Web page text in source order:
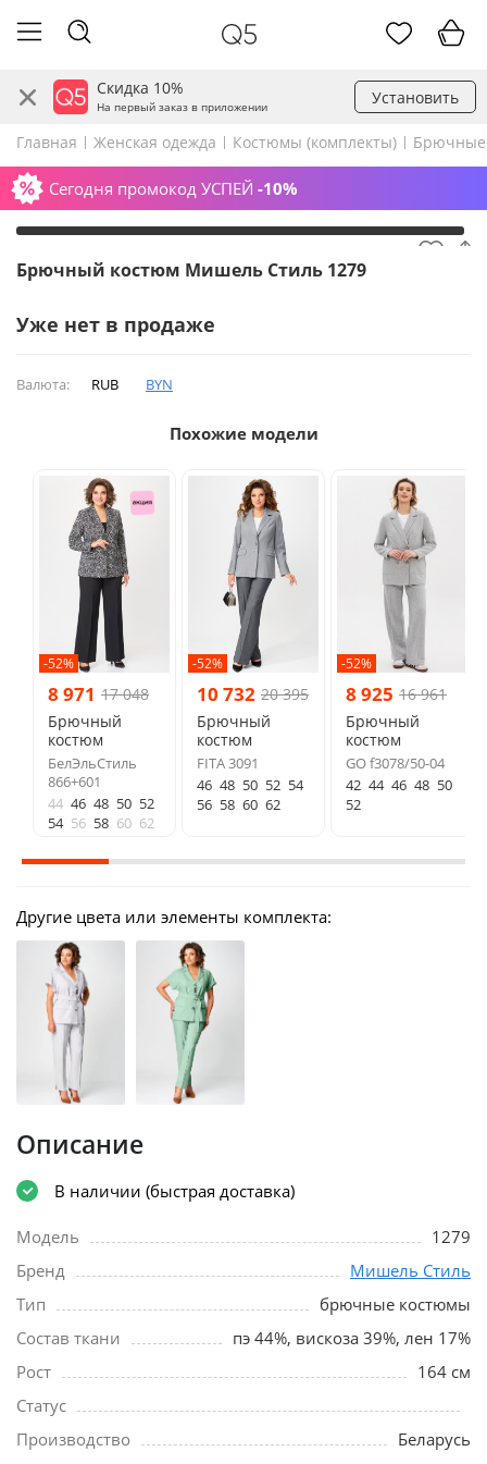
Скидка 10%
На первый заказ в приложении Установить
Главная Женская одежда Костюмы (комплекты)
Сегодня промокод УСПЕЙ -10%
Брючный костюм Мишель Стиль 1279
Уже нет в продаже
Валюта: RUB BYN
Похожие модели
-52%
8 971 17 048
Брючный
костюм
БелЭльСтиль
866+601
44 46 48 50 52
54 56 58 60 62
-52%
10 732 20 395
Брючный
костюм
FITA 3091
46 48 50 52 54
56 58 60 62
-52%
8 925 16 961
Брючный
костюм
GO f3078/50-04
42 44 46 48 50
52
Другие цвета или элементы комплекта:
Описание
В наличии (быстрая доставка)
Модель
1279
Бренд
Мишель Стиль
Тип
брючные костюмы
Состав ткани
пэ 44%, вискоза 39%, лен 17%
Рост
164 см
Статус
Производство
Беларусь